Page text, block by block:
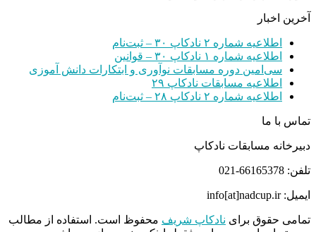
آخرین اخبار
اطلاعیه شماره ۲ نادکاپ ۳۰ – ثبت‌نام
اطلاعیه شماره ۱ نادکاپ ۳۰ – قوانین
سی‌امین دوره مسابقات نوآوری و ابتکارات دانش آموزی
اطلاعیه مسابقات نادکاپ ۲۹
اطلاعیه شماره ۲ نادکاپ ۲۸ – ثبت‌نام
تماس با ما
دبیرخانه مسابقات نادکاپ
تلفن: 66165378-021
ایمیل: info[at]nadcup.ir
تمامی حقوق برای نادکاپ شریف محفوظ است. استفاده از مطالب